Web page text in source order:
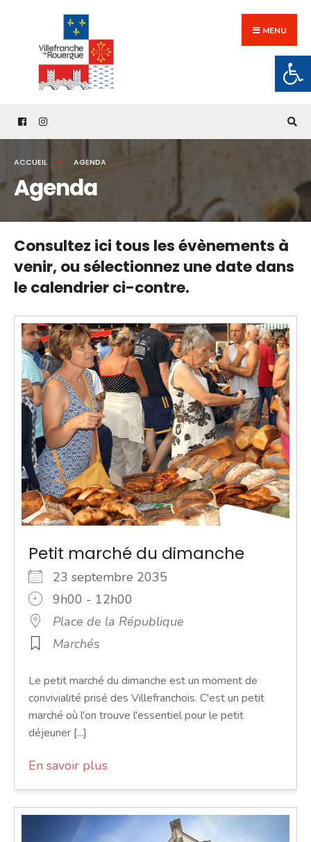
content
MENU
ACCUEIL AGENDA
Agenda
Consultez ici tous les évènements à
venir,ou sélectionnez une date dans
le calendrier ci-contre.
Petit marché du dimanche
23 septembre 2035
9h00 - 12h00
Place de la République
Marchés
Le petit marché du dimanche est un moment de
convivialité prisé des Villefranchois. C'est un petit
marché où l'on trouve l'essentiel pour le petit
déjeuner [...]
En savoir plus